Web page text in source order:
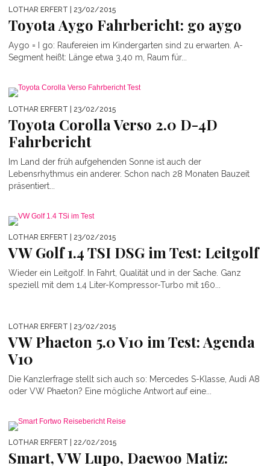
LOTHAR ERFERT | 23/02/2015
Toyota Aygo Fahrbericht: go aygo
Aygo = I go: Raufereien im Kindergarten sind zu erwarten. A-
Segment heißt: Länge etwa 3,40 m, Raum für...
LOTHAR ERFERT | 23/02/2015
Toyota Corolla Verso 2.0 D-4D
Fahrbericht
Im Land der früh aufgehenden Sonne ist auch der
Lebensrhythmus ein anderer. Schon nach 28 Monaten Bauzeit
präsentiert...
LOTHAR ERFERT | 23/02/2015
VW Golf 1.4 TSI DSG im Test: Leitgolf
Wieder ein Leitgolf. In Fahrt, Qualität und in der Sache. Ganz
speziell mit dem 1,4 Liter-Kompressor-Turbo mit 160...
LOTHAR ERFERT | 23/02/2015
VW Phaeton 5.0 V10 im Test: Agenda
V10
Die Kanzlerfrage stellt sich auch so: Mercedes S-Klasse, Audi A8
oder VW Phaeton? Eine mögliche Antwort auf eine...
LOTHAR ERFERT | 22/02/2015
Smart, VW Lupo, Daewoo Matiz: